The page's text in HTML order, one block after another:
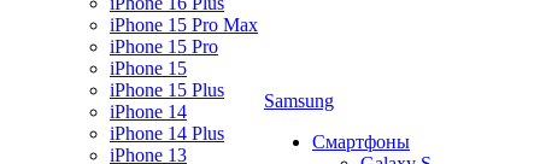
iPhone 15 Pro Max
iPhone 15 Pro
iPhone 15
iPhone 15 Plus
iPhone 14
iPhone 14 Plus
iPhone 13
Samsung
Смартфоны